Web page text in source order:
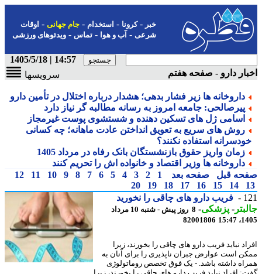
-کرونا-استخدام- جام جهانی-اوقات
شرعی-آب و هوا-تماس-ویدئوهای ورزشی
14:57 | 1405/5/18
دارو - صفحه هفتم
سرویسها
داروخانه ها زیر فشار بدهی؛ هشدار درباره اختلال در تأمین دارو
پیرصالحی: جامعه امروز به رسانه مطالبه گر نیاز دارد
اسامی ژل های تسکین دهنده و شستشوی پوست غیرمجاز
روش های سریع به تعویق انداختن عادت ماهانه؛ چه کسانی
استفاده نکنند؟
زمان واریز حقوق بازنشستگان بانک رفاه در مرداد 1405
داروخانه ها وزیر اقتصاد و خانواده اش را تحریم کنند
قبل صفحه بعد 1
2
3
4
5
6
7
8
9
10
11
12
14
15
16
17
18
19
20
فریب دارو های چاقی را نخورید
-پزشکی-
8 روز پیش - شنبه 10 مرداد
82001806
نباید فریب دارو های چاقی را بخورند، زیرا
است عوارض جبران ناپذیری را برای آنان به
داشته باشد. - یک فوق تخصص روماتولوژی